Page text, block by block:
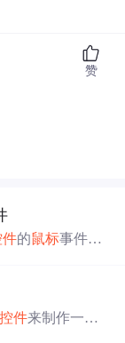
赞
件的鼠标事件，
控件来制作一个